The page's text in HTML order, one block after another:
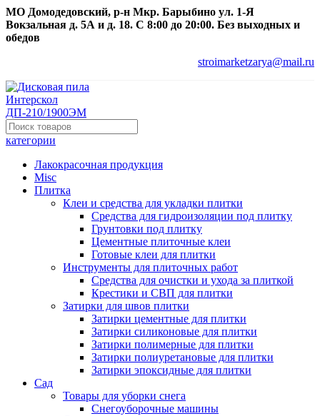
МО Домодедовский, р-н Мкр. Барыбино ул. 1-Я
Вокзальная д. 5А и д. 18. С 8:00 до 20:00. Без выходных и
обедов
stroimarketzarya@mail.ru
категории
Лакокрасочная продукция
Misc
Плитка
Клеи и средства для укладки плитки
Средства для гидроизоляции под плитку
Грунтовки под плитку
Цементные плиточные клеи
Готовые клеи для плитки
Инструменты для плиточных работ
Средства для очистки и ухода за плиткой
Крестики и СВП для плитки
Затирки для швов плитки
Затирки цементные для плитки
Затирки силиконовые для плитки
Затирки полимерные для плитки
Затирки полиуретановые для плитки
Затирки эпоксидные для плитки
Сад
Товары для уборки снега
Снегоуборочные машины